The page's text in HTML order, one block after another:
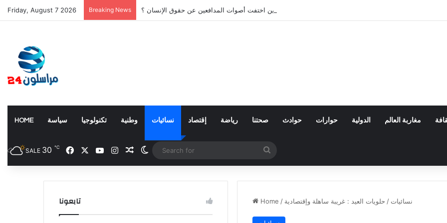
Friday, August 7 2026 Breaking News بعد تعنيف المغاربة في سبتة.. أين اختفت أصوات المدافعين عن حقوق الإنسان ؟
HOME سياسة تكنولوجيا وطنية نسائيات إقتصاد رياضة صحتنا حوادث حوارات الدولية مغاربة العالم
SALE 30 ℃ FacebookYouTubeInstagramRandom Article
Switch skin
for
Home / نسائيات / حلويات العيد : غريبة ساهلة وإقتصادية تابعونا